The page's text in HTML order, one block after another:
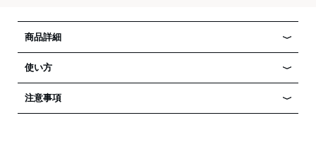
商品詳細
使い方
注意事項